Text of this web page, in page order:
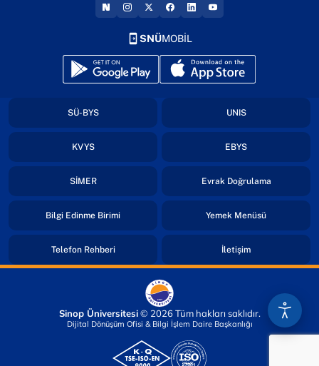
(YENI SEKMEDE AÇILIR)
(YENI SEKMEDE AÇILIR)
(YENI SEKMEDE AÇILIR)
(YENI SEKMEDE AÇILIR)
(YENI SEKMEDE AÇILIR)
(YENI SEKMEDE
SNÜMOBİL
(yeni sekmede açılır)(yeni sekmede açılır)
SÜ-BYS(yeni sekmede açılır) UNIS(yeni sekmede
KVYS(yeni sekmede açılır) EBYS(yeni sekmede
SİMER(yeni sekmede açılır) Evrak Doğrulama(yeni
Bilgi Edinme Birimi(yeni sekmede açılır) Yemek Menüsü(yeni
Telefon Rehberi(yeni sekmede açılır) İletişim(yeni sekmede
Sinop Üniversitesi© 2026 Tüm hakları saklıdır.
Dijital Dönüşüm Ofisi & Bilgi İşlem Daire Başkanlığı